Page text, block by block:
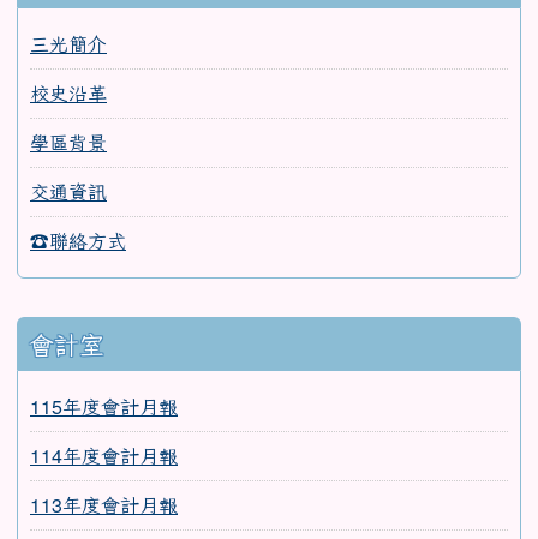
三光簡介
校史沿革
學區背景
交通資訊
☎聯絡方式
會計室
115年度會計月報
114年度會計月報
113年度會計月報